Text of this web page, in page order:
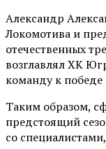
Александр
Локомотива и
отечественных
возглавлял ХК
команду к победе
Таким образом,
предстоящий
со